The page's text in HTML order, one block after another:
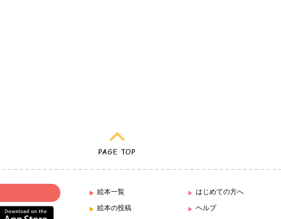
絵本一覧
絵本の投稿
はじめての方へ
ヘルプ